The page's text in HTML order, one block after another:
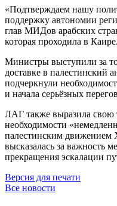
«Подтверждаем нашу
поддержку автономии
глав МИДов арабских
которая проходила в Каире.
Министры выступили за
доставке в палестинский
подчеркнули
и начала серьёзных
ЛАГ также выразила
необходимости
палестинским
высказалась за важность
прекращения эскалации
Версия для печати
Все новости